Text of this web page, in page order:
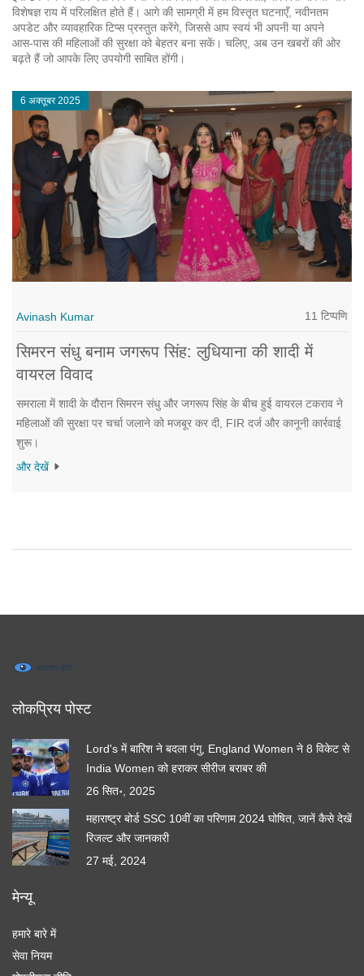
विशेषज्ञ राय में परिलक्षित होते हैं। आगे की सामग्री में हम विस्तृत घटनाएँ, नवीनतम
अपडेट और व्यावहारिक टिप्स प्रस्तुत करेंगे, जिससे आप स्वयं भी अपनी या अपने
आस‑पास की महिलाओं की सुरक्षा को बेहतर बना सकें। चलिए, अब उन खबरों की ओर
बढ़ते हैं जो आपके लिए उपयोगी साबित होंगी।
6 अक्तूबर 2025
Avinash Kumar 11 टिप्पणि
सिमरन संधु बनाम जगरूप सिंह: लुधियाना की शादी में
वायरल विवाद
समराला में शादी के दौरान सिमरन संधु और जगरूप सिंह के बीच हुई वायरल टकराव ने
महिलाओं की सुरक्षा पर चर्चा जलाने को मजबूर कर दी, FIR दर्ज और कानूनी कार्रवाई
शुरू।
और देखें
लोकप्रिय पोस्ट
Lord's में बारिश ने बदला पंगु, England Women ने 8 विकेट से
India Women को हराकर सीरीज बराबर की
26 सित॰, 2025
महाराष्ट्र बोर्ड SSC 10वीं का परिणाम 2024 घोषित, जानें कैसे देखें
रिजल्ट और जानकारी
27 मई, 2024
मेन्यू
हमारे बारे में
सेवा नियम